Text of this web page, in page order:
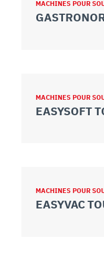
MACHINES POUR
MACHINES POUR
EASYSOFT
MACHINES POUR
EASYVAC